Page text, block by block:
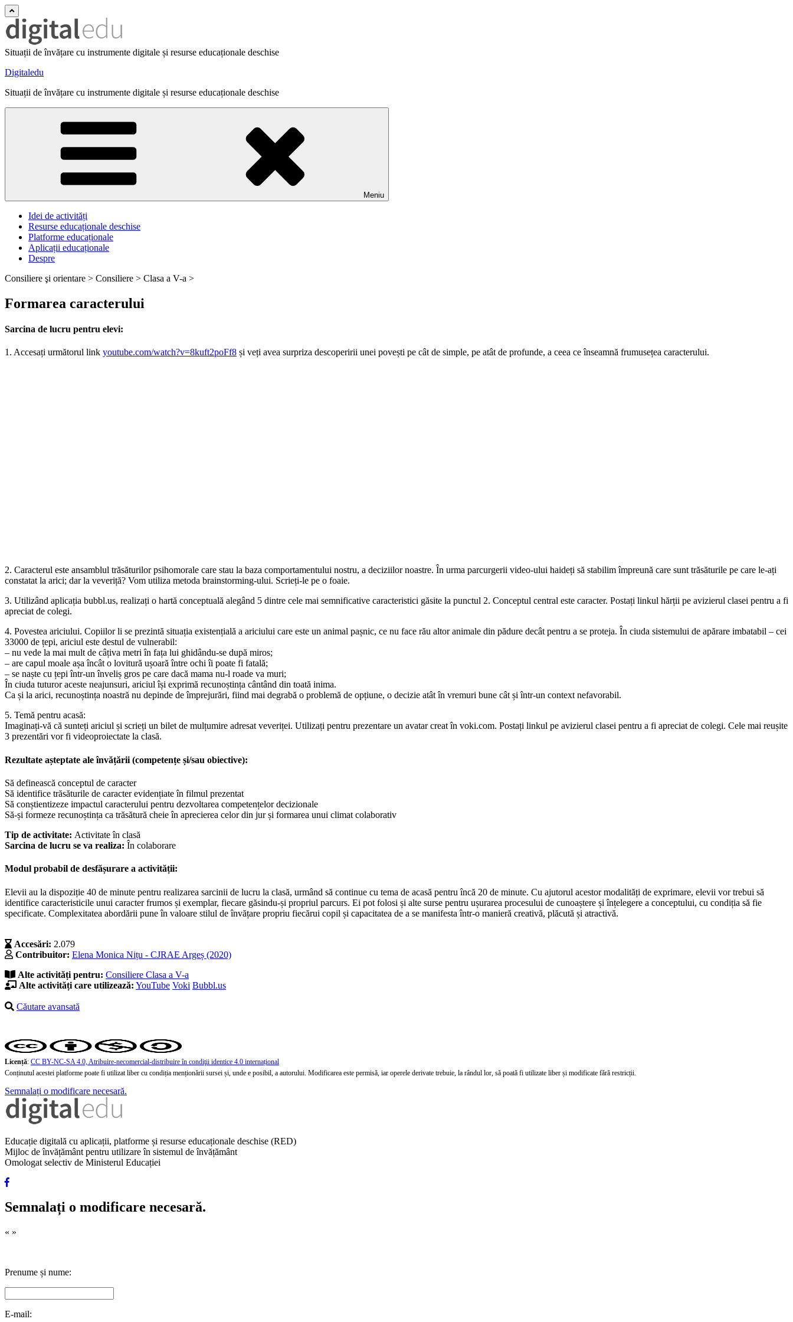
Situații de învățare cu instrumente digitale și resurse educaționale deschise
Digitaledu
Situații de învățare cu instrumente digitale și resurse educaționale deschise
Meniu
Idei de activități
Resurse educaționale deschise
Platforme educaționale
Aplicații educaționale
Despre
Consiliere şi orientare > Consiliere > Clasa a V-a >
Formarea caracterului
Sarcina de lucru pentru elevi:
1. Accesați următorul link youtube.com/watch?v=8kuft2poFf8 și veți avea surpriza descoperirii unei povești pe cât de simple, pe atât de profunde, a ceea ce înseamnă frumusețea caracterului.
2. Caracterul este ansamblul trăsăturilor psihomorale care stau la baza comportamentului nostru, a deciziilor noastre. În urma parcurgerii video-ului haideți să stabilim împreună care sunt trăsăturile pe care le-ați
constatat la arici; dar la veveriță? Vom utiliza metoda brainstorming-ului. Scrieți-le pe o foaie.
3. Utilizând aplicația bubbl.us, realizați o hartă conceptuală alegând 5 dintre cele mai semnificative caracteristici găsite la punctul 2. Conceptul central este caracter. Postați linkul hărții pe avizierul clasei pentru a fi
apreciat de colegi.
4. Povestea ariciului. Copiilor li se prezintă situația existențială a ariciului care este un animal pașnic, ce nu face rău altor animale din pădure decât pentru a se proteja. În ciuda sistemului de apărare imbatabil – cei
33000 de țepi, ariciul este destul de vulnerabil:
– nu vede la mai mult de câțiva metri în fața lui ghidându-se după miros;
– are capul moale așa încât o lovitură ușoară între ochi îi poate fi fatală;
– se naște cu țepi într-un înveliș gros pe care dacă mama nu-l roade va muri;
În ciuda tuturor aceste neajunsuri, ariciul își exprimă recunoștința cântând din toată inima.
Ca și la arici, recunoștința noastră nu depinde de împrejurări, fiind mai degrabă o problemă de opțiune, o decizie atât în vremuri bune cât și într-un context nefavorabil.
5. Temă pentru acasă:
Imaginați-vă că sunteți ariciul și scrieți un bilet de mulțumire adresat veveriței. Utilizați pentru prezentare un avatar creat în voki.com. Postați linkul pe avizierul clasei pentru a fi apreciat de colegi. Cele mai reușite
3 prezentări vor fi videoproiectate la clasă.
Rezultate așteptate ale învățării (competențe și/sau obiective):
Să definească conceptul de caracter
Să identifice trăsăturile de caracter evidențiate în filmul prezentat
Să conștientizeze impactul caracterului pentru dezvoltarea competențelor decizionale
Să-și formeze recunoștința ca trăsătură cheie în aprecierea celor din jur și formarea unui climat colaborativ
Tip de activitate: Activitate în clasă
Sarcina de lucru se va realiza: În colaborare
Modul probabil de desfășurare a activității:
Elevii au la dispoziție 40 de minute pentru realizarea sarcinii de lucru la clasă, urmând să continue cu tema de acasă pentru încă 20 de minute. Cu ajutorul acestor modalități de exprimare, elevii vor trebui să
identifice caracteristicile unui caracter frumos și exemplar, fiecare găsindu-și propriul parcurs. Ei pot folosi și alte surse pentru ușurarea procesului de cunoaștere și înțelegere a conceptului, cu condiția să fie
specificate. Complexitatea abordării pune în valoare stilul de învățare propriu fiecărui copil și capacitatea de a se manifesta într-o manieră creativă, plăcută și atractivă.
Accesări: 2.079
Contribuitor: Elena Monica Nițu - CJRAE Argeș (2020)
Alte activități pentru: Consiliere Clasa a V-a
Alte activități care utilizează: YouTube Voki Bubbl.us
Căutare avansată
Licență: CC BY-NC-SA 4.0, Atribuire-necomercial-distribuire în condiţii identice 4.0 internațional
Conținutul acestei platforme poate fi utilizat liber cu condiția menționării sursei și, unde e posibil, a autorului. Modificarea este permisă, iar operele derivate trebuie, la rândul lor, să poată fi utilizate liber și modificate fără restricții.
Semnalați o modificare necesară.
Educație digitală cu aplicații, platforme și resurse educaționale deschise (RED)
Mijloc de învățământ pentru utilizare în sistemul de învățământ
Omologat selectiv de Ministerul Educației
Semnalați o modificare necesară.
« »
Prenume și nume:
E-mail: